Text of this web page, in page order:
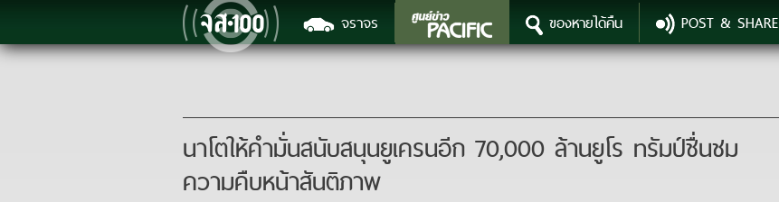
จราจร ของหายได้คืน POST & SHARE
380
นาโตให้คำมั่นสนับสนุนยูเครนอีก 70,000 ล้านยูโร ทรัมป์ชื่นชม
ความคืบหน้าสันติภาพ